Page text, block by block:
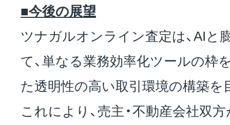
■今後の展望
ツナガルオンライン査定は、AIと
て、単なる業務効率化ツールの枠
た透明性の高い取引環境の構築を
これにより、売主・不動産会社双